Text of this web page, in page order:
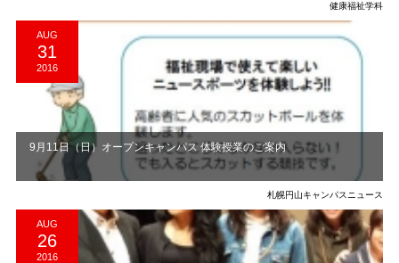
健康福祉学科
AUG
31
2016
9月11日（日）オープンキャンパス 体験授業のご案内
札幌円山キャンパスニュース
AUG
26
2016